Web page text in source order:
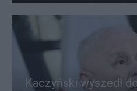
Kaczyński wyszedł